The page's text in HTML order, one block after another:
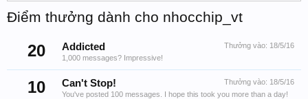
Điểm thưởng dành cho nhocchip_vt
20 Thưởng vào: 18/5/16
Addicted
1,000 messages? Impressive!
10 Thưởng vào: 18/5/16
Can't Stop!
You've posted 100 messages. I hope this took you more than a day!